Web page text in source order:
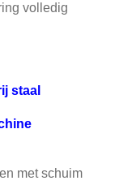
volledig
staal
met schuim